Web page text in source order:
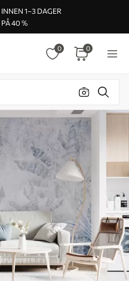
1–3 DAGER
40 %
0 0